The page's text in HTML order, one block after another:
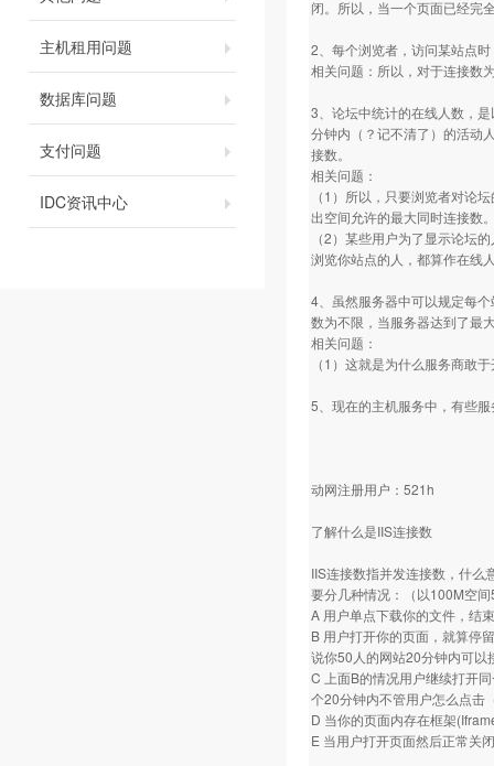
主机租用问题
数据库问题
支付问题
IDC资讯中心
闭。所以，当一个页面已经完
2、每个浏览者，访问某站点
相关问题：所以，对于连接数
3、论坛中统计的在线人数，
分钟内（？记不清了）的活动
接数。
相关问题：
（1）所以，只要浏览者对论
出空间允许的最大同时连接数
（2）某些用户为了显示论坛
浏览你站点的人，都算作在线
4、虽然服务器中可以规定每
数为不限，当服务器达到了
相关问题：
（1）这就是为什么服务商敢
5、现在的主机服务中，有些
动网注册用户：521h
了解什么是IIS连接数
IIS连接数指并发连接数，什么
要分几种情况：（以100M空
A 用户单点下载你的文件，结
B 用户打开你的页面，就算停
说你50人的网站20分钟内可以
C 上面B的情况用户继续打开
个20分钟内不管用户怎么点击
D 当你的页面内存在框架
E 当用户打开页面然后正常关